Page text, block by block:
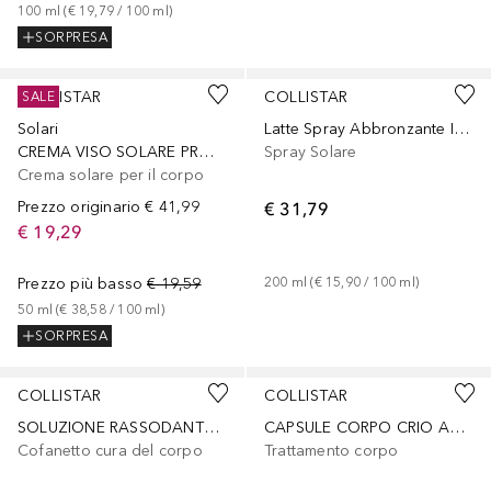
100 ml (€ 19,79 / 100 ml)
SORPRESA
COLLISTAR
Solari
CREMA VISO SOLARE PROTEZIONE ATTIVA PELLI IPERSENSIBILI SPF 50+
Crema solare per il corpo
Prezzo originario € 41,99
€ 19,29
Prezzo più basso € 19,59
50 ml (€ 38,58 / 100 ml)
SORPRESA
SALE
COLLISTAR
Latte Spray Abbronzante Idratante SPF50
Spray Solare
€ 31,79
200 ml (€ 15,90 / 100 ml)
COLLISTAR
SOLUZIONE RASSODANTE LIFTANTE
Cofanetto cura del corpo
COLLISTAR
CAPSULE CORPO CRIO ANTICELLULITE CONCENTRATO (14 capsule)
Trattamento corpo